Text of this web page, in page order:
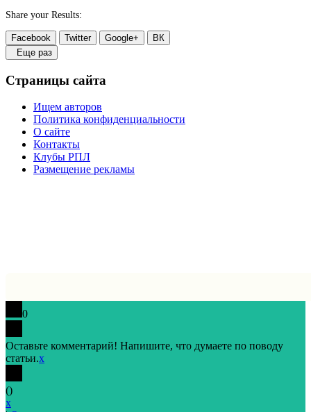
Share your Results:
Facebook Twitter Google+
ВК
Еще раз
Страницы сайта
Ищем авторов
Политика конфиденциальности
О сайте
Контакты
Клубы РПЛ
Размещение рекламы
0
Оставьте комментарий! Напишите, что думаете по поводу
статьи.x
()
x